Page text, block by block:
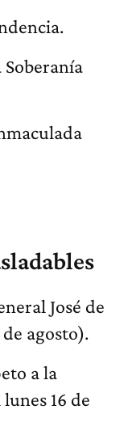
José de
agosto).
a la
16 de